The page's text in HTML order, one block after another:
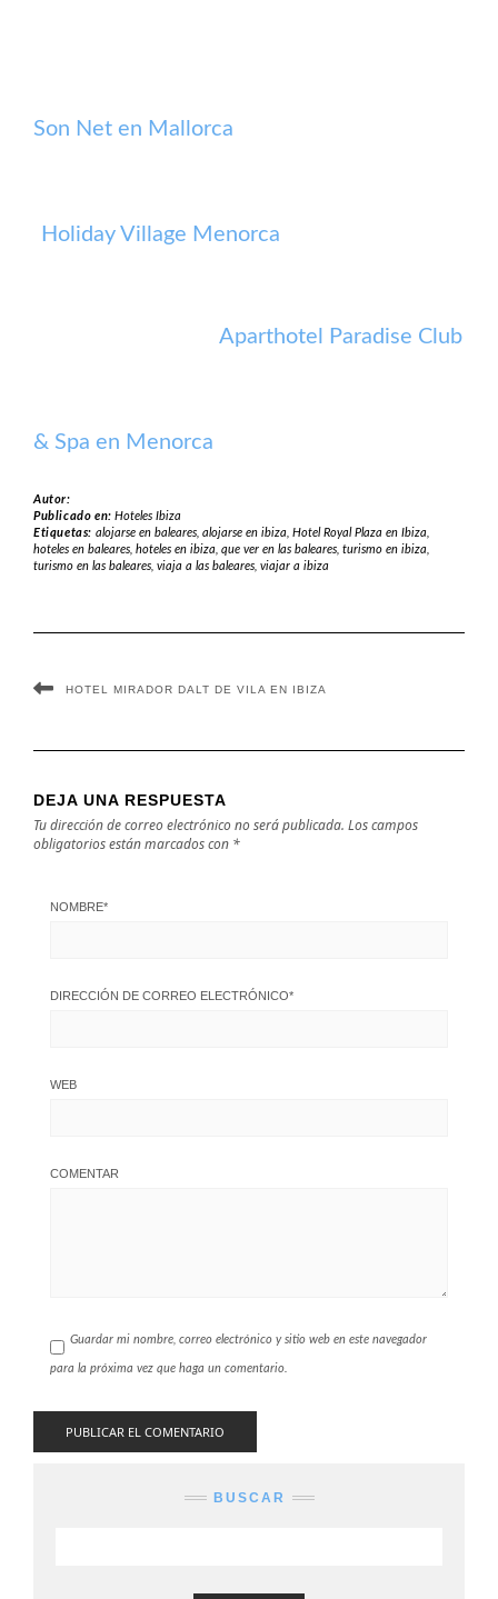
Son Net en Mallorca
Holiday Village Menorca
Aparthotel Paradise Club
& Spa en Menorca
Autor:
Publicado en:Hoteles Ibiza
Etiquetas: alojarse en baleares, alojarse en ibiza, Hotel Royal Plaza en Ibiza,
hoteles en baleares hoteles en ibiza que ver en las baleares turismo en ibiza
turismo en las baleares viaja a las baleares viajar a ibiza
HOTEL MIRADOR DALT DE VILA EN IBIZA
DEJA UNA RESPUESTA
Tu dirección de correo electrónico no será publicada. Los campos
obligatorios están marcados con *
NOMBRE*
DIRECCIÓN DE CORREO ELECTRÓNICO*
WEB
COMENTAR
Guardar mi nombre, correo electrónico y sitio web en este navegador
para la próxima vez que haga un comentario.
BUSCAR